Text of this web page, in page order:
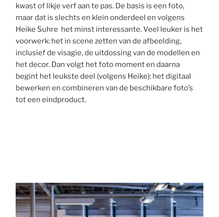
kwast of likje verf aan te pas. De basis is een foto,
maar dat is slechts en klein onderdeel en volgens
Heike Suhre het minst interessante. Veel leuker is het
voorwerk: het in scene zetten van de afbeelding,
inclusief de visagie, de uitdossing van de modellen en
het decor. Dan volgt het foto moment en daarna
begint het leukste deel (volgens Heike): het digitaal
bewerken en combineren van de beschikbare foto’s
tot een eindproduct.